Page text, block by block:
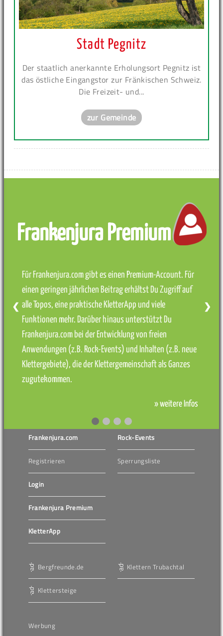
Stadt Pegnitz
Der staatlich anerkannte Erholungsort Pegnitz ist
das östliche Eingangstor zur Fränkischen Schweiz.
Die Freizeit- und...
zur Gemeinde
Frankenjura Premium
Für Frankenjura.com gibt es einen Premium-Account. Für
einen geringen jährlichen Beitrag erhältst Du Zugriff auf
alle Topos, eine praktische KletterApp und viele
Funktionen mehr. Darüber hinaus unterstützt Du
Frankenjura.com bei der Entwicklung von freien
Anwendungen (z.B. Rock-Events) und Inhalten (z.B. neue
Klettergebiete), die der Klettergemeinschaft als Ganzes
zugutekommen.
» weitere Infos
❮ ❯
Frankenjura.com
Registrieren
Login
Frankenjura Premium
KletterApp
Rock-Events
Sperrungsliste
Bergfreunde.de
Klettersteige
Klettern Trubachtal
Werbung